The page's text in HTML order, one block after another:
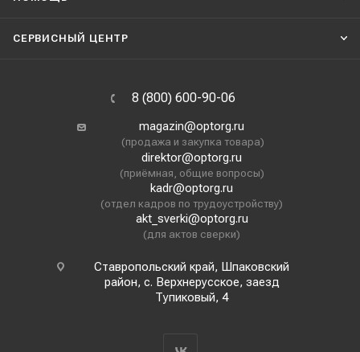
СЕРВИСНЫЙ ЦЕНТР
8 (800) 600-90-06
magazin@optorg.ru
(продажа и закупка товара)
direktor@optorg.ru
(приёмная, общие вопросы)
kadr@optorg.ru
(отдел кадров по трудоустройству)
akt_sverki@optorg.ru
(для актов сверки)
Ставропольский край, Шпаковский
район, с. Верхнерусское, заезд
Тупиковый, 4